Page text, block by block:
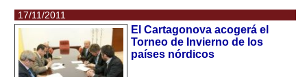
17/11/2011
El Cartagonova acogerá el
Torneo de Invierno de los
países nórdicos